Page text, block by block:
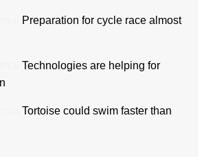
Preparation for cycle race almost
Technologies are helping for
Tortoise could swim faster than